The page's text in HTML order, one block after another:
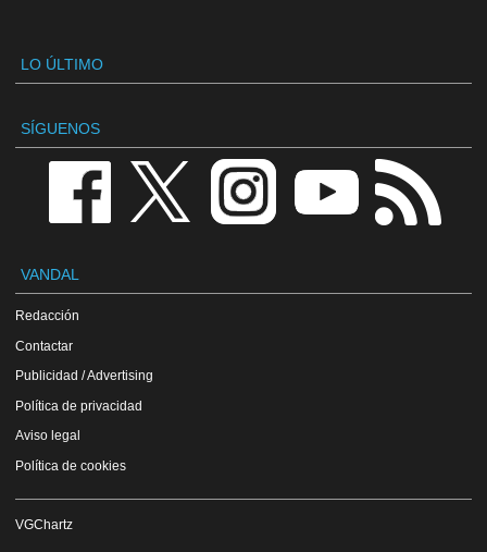
LO ÚLTIMO
SÍGUENOS
VANDAL
Redacción
Contactar
Publicidad / Advertising
Política de privacidad
Aviso legal
Política de cookies
VGChartz